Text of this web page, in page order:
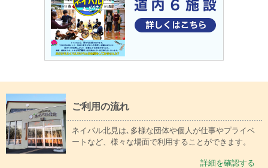
ご利用の流れ
ネイパル北見は､多様な団体や個人が仕事やプライベ
ートなど、様々な場面で利用することができます。
詳細を確認する